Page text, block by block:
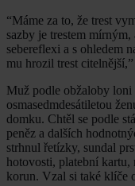
“Máme za to, že trest
sazby je trestem
sebereflexi a s ohledem
mu hrozil trest
Muž podle obžaloby
osmasedmdesátiletou
domku. Chtěl se podle
peněz a dalších
strhnul řetízky, sundal
hotovosti, platební
korun. Vzal si také klíče